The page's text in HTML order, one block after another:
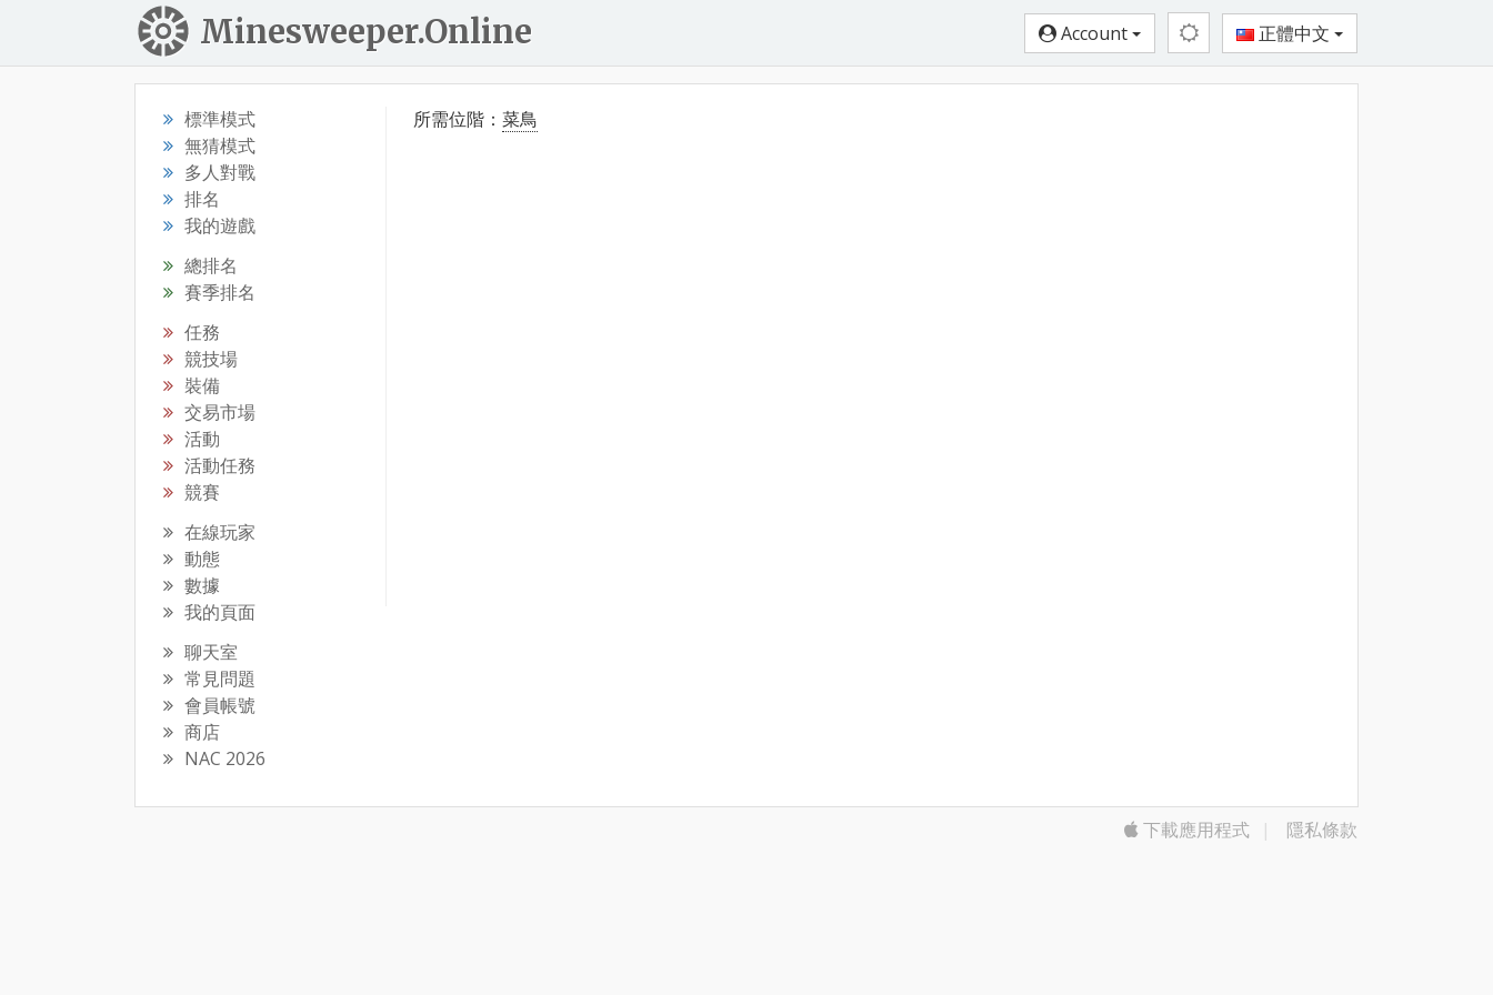
Minesweeper.Online Account 正體中文
標準模式
無猜模式
多人對戰
排名
我的遊戲
總排名
賽季排名
任務
競技場
裝備
交易市場
活動
活動任務
競賽
在線玩家
動態
數據
我的頁面
聊天室
常見問題
會員帳號
商店
NAC 2026
所需位階： 菜鳥
下載應用程式 | 隱私條款